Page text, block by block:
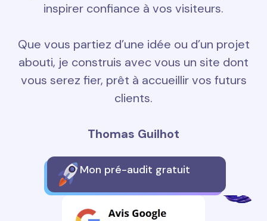
inspirer confiance à vos visiteurs.
Que vous partiez d’une idée ou d’un projet
abouti, je construis avec vous un site dont
vous serez fier, prêt à accueillir vos futurs
clients.
Thomas Guilhot
Mon pré-audit gratuit